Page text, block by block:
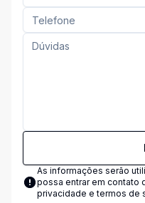
As informações serão
possa entrar em contato
privacidade e termos de